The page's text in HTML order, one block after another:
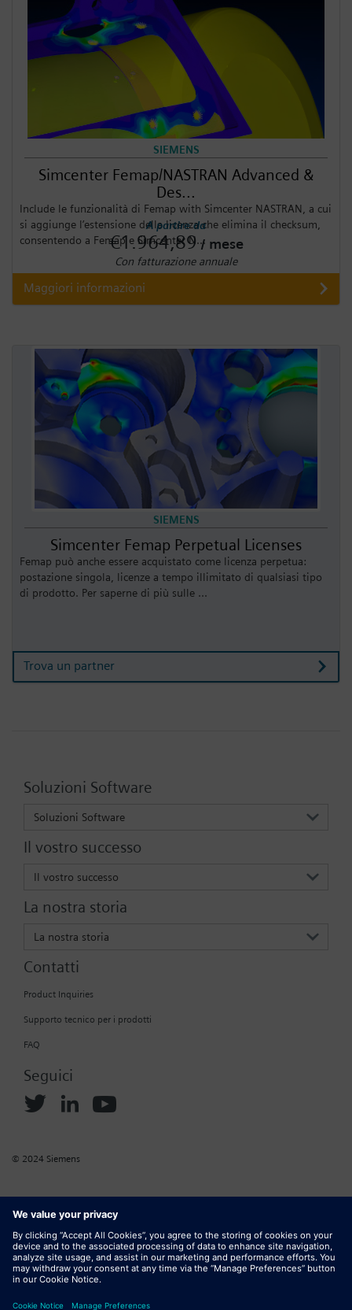
SIEMENS
Simcenter Femap/NASTRAN Advanced &
Des...
Include le funzionalità di Femap with Simcenter NASTRAN, a cui
si aggiunge l’estensione della licenza che elimina il checksum,
consentendo a Femap e Simcenter N...
A partire da
€1.964,89/ mese
Con fatturazione annuale
Maggiori informazioni
SIEMENS
Simcenter Femap Perpetual Licenses
Femap può anche essere acquistato come licenza perpetua:
postazione singola, licenze a tempo illimitato di qualsiasi tipo
di prodotto. Per saperne di più sulle ...
Trova un partner
Soluzioni Software
Soluzioni Software
Il vostro successo
Il vostro successo
La nostra storia
La nostra storia
Contatti
Product Inquiries
Supporto tecnico per i prodotti
FAQ
Seguici
© 2024 Siemens
Informazioni aziendali Normativa sui cookie
Normativa sulla privacy Termini di utilizzo